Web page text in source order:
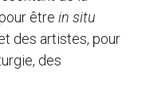
être in situ
des artistes, pour
des